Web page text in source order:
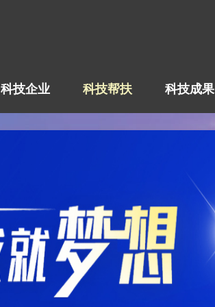
科技企业 科技帮扶 科技成果